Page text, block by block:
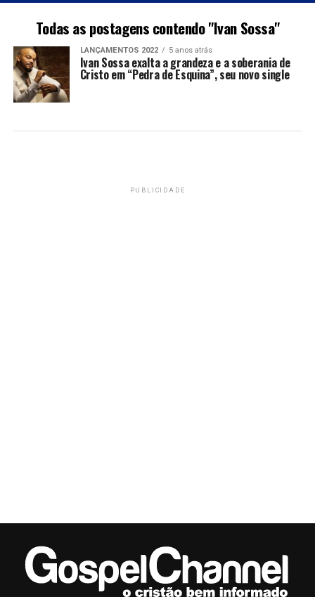
Todas as postagens contendo "Ivan Sossa"
LANÇAMENTOS 2022 5 anos atrás
Ivan Sossa exalta a grandeza e a soberania de
Cristo em “Pedra de Esquina”, seu novo single
PUBLICIDADE